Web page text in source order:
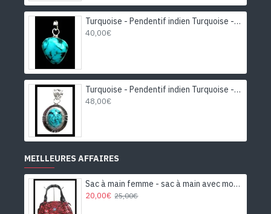
Turquoise - Pendentif indien Turquoise - Bijoux Inde
40,00€
Turquoise - Pendentif indien Turquoise - Bijoux Inde
48,00€
MEILLEURES AFFAIRES
Sac à main femme - sac à main avec motifs
20,00€ 25,00€